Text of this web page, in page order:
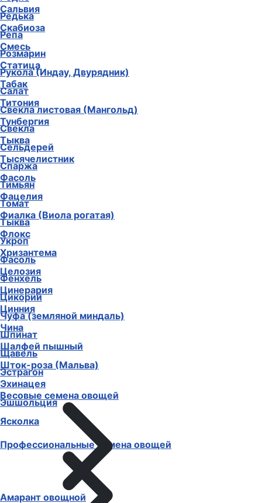
Сальвия
Скабиоза
Смесь
Статица
Табак
Титония
Тунбергия
Тыква
Тысячелистник
Фасоль
Фацелия
Фиалка (Виола рогатая)
Флокс
Хризантема
Целозия
Цинерария
Цинния
Чина
Шалфей пышный
Шток-роза (Мальва)
Эхинацея
Эшшольция
Ясколка
Профессиональные семена овощей
Редька
Репа
Розмарин
Рукола (Индау, Двурядник)
Салат
Свекла листовая (Мангольд)
Свекла
Сельдерей
Спаржа
Тимьян
Томат
Тыква
Укроп
Фасоль
Фенхель
Цикорий
Чуфа (земляной миндаль)
Шпинат
Щавель
Эстрагон
Весовые семена овощей
Амарант овощной